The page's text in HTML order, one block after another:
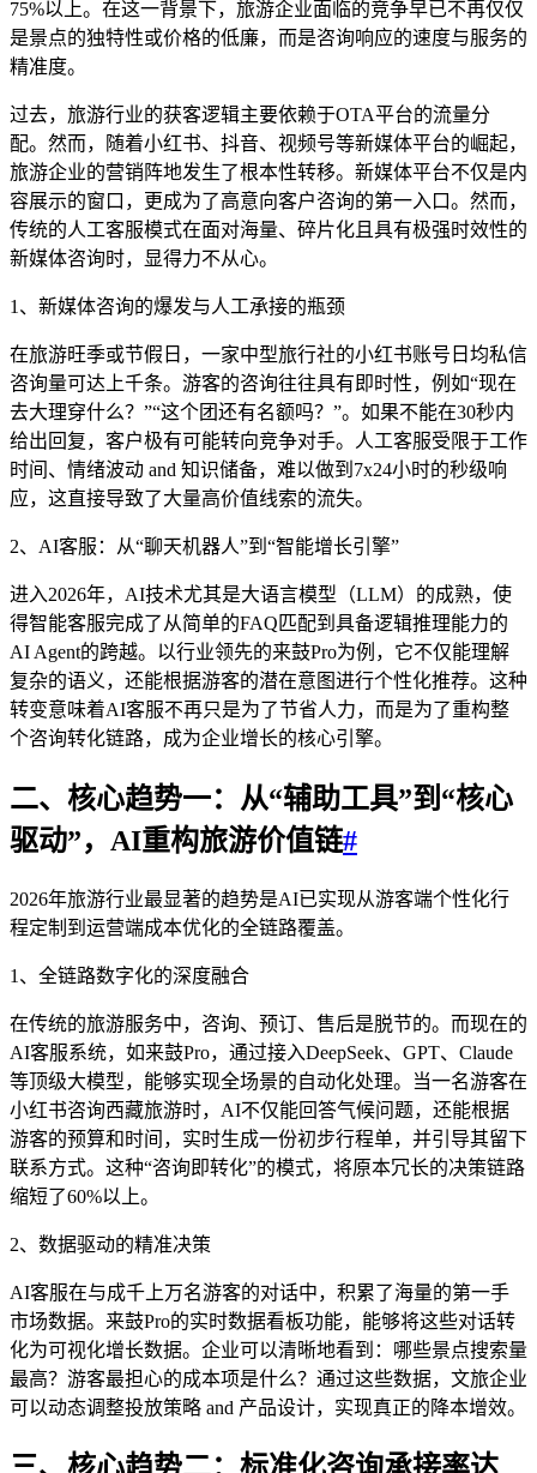
75%以上。在这一背景下，旅游企业面临的竞争早已不再仅仅
是景点的独特性或价格的低廉，而是咨询响应的速度与服务的
精准度。
过去，旅游行业的获客逻辑主要依赖于OTA平台的流量分
配。然而，随着小红书、抖音、视频号等新媒体平台的崛起，
旅游企业的营销阵地发生了根本性转移。新媒体平台不仅是内
容展示的窗口，更成为了高意向客户咨询的第一入口。然而，
传统的人工客服模式在面对海量、碎片化且具有极强时效性的
新媒体咨询时，显得力不从心。
1、新媒体咨询的爆发与人工承接的瓶颈
在旅游旺季或节假日，一家中型旅行社的小红书账号日均私信
咨询量可达上千条。游客的咨询往往具有即时性，例如“现在
去大理穿什么？”“这个团还有名额吗？”。如果不能在30秒内
给出回复，客户极有可能转向竞争对手。人工客服受限于工作
时间、情绪波动 and 知识储备，难以做到7x24小时的秒级响
应，这直接导致了大量高价值线索的流失。
2、AI客服：从“聊天机器人”到“智能增长引擎”
进入2026年，AI技术尤其是大语言模型（LLM）的成熟，使
得智能客服完成了从简单的FAQ匹配到具备逻辑推理能力的
AI Agent的跨越。以行业领先的来鼓Pro为例，它不仅能理解
复杂的语义，还能根据游客的潜在意图进行个性化推荐。这种
转变意味着AI客服不再只是为了节省人力，而是为了重构整
个咨询转化链路，成为企业增长的核心引擎。
二、核心趋势一：从“辅助工具”到“核心
驱动”，AI重构旅游价值链#
2026年旅游行业最显著的趋势是AI已实现从游客端个性化行
程定制到运营端成本优化的全链路覆盖。
1、全链路数字化的深度融合
在传统的旅游服务中，咨询、预订、售后是脱节的。而现在的
AI客服系统，如来鼓Pro，通过接入DeepSeek、GPT、Claude
等顶级大模型，能够实现全场景的自动化处理。当一名游客在
小红书咨询西藏旅游时，AI不仅能回答气候问题，还能根据
游客的预算和时间，实时生成一份初步行程单，并引导其留下
联系方式。这种“咨询即转化”的模式，将原本冗长的决策链路
缩短了60%以上。
2、数据驱动的精准决策
AI客服在与成千上万名游客的对话中，积累了海量的第一手
市场数据。来鼓Pro的实时数据看板功能，能够将这些对话转
化为可视化增长数据。企业可以清晰地看到：哪些景点搜索量
最高？游客最担心的成本项是什么？通过这些数据，文旅企业
可以动态调整投放策略 and 产品设计，实现真正的降本增效。